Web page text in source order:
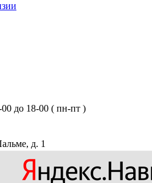
00 до 18-00 ( пн-пт )
д. 1